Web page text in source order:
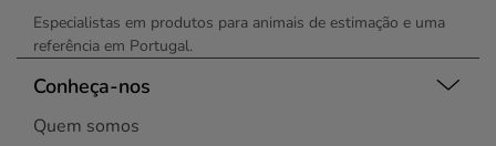
Especialistas em produtos para animais de estimação e uma
referência em Portugal.
Conheça-nos
Quem somos